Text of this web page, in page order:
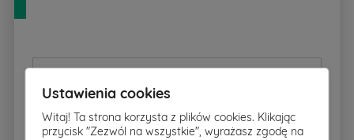
Ustawienia cookies
Witaj! Ta strona korzysta z plików cookies. Klikając
przycisk "Zezwól na wszystkie", wyrażasz zgodę na